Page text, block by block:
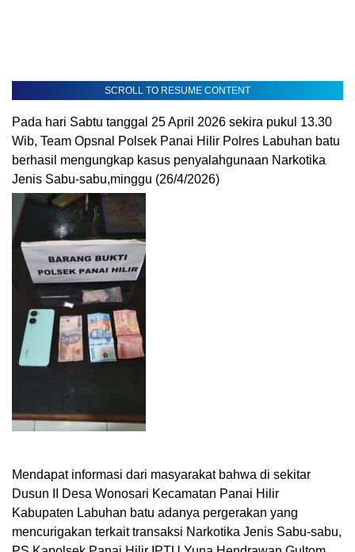
SCROLL TO RESUME CONTENT
Pada hari Sabtu tanggal 25 April 2026 sekira pukul 13.30
Wib, Team Opsnal Polsek Panai Hilir Polres Labuhan batu
berhasil mengungkap kasus penyalahgunaan Narkotika
Jenis Sabu-sabu,minggu (26/4/2026)
Mendapat informasi dari masyarakat bahwa di sekitar
Dusun II Desa Wonosari Kecamatan Panai Hilir
Kabupaten Labuhan batu adanya pergerakan yang
mencurigakan terkait transaksi Narkotika Jenis Sabu-sabu,